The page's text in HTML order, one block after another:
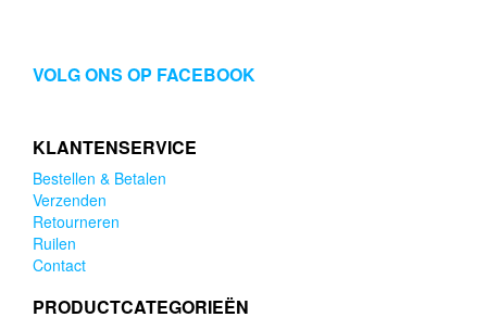
VOLG ONS OP FACEBOOK
KLANTENSERVICE
Bestellen & Betalen
Verzenden
Retourneren
Ruilen
Contact
PRODUCTCATEGORIEËN